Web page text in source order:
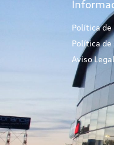
Política de
Política de
Aviso